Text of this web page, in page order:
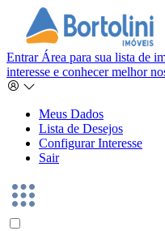
Entrar Área para sua lista de
interesse e conhecer melhor
Meus Dados
Lista de Desejos
Configurar Interesse
Sair